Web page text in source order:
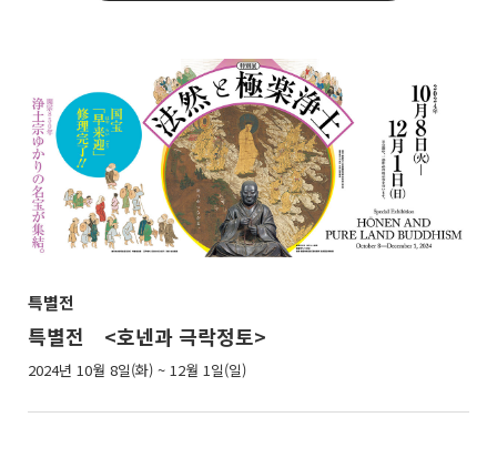
특별전
특별전 <호넨과 극락정토>
2024년 10월 8일(화) ~ 12월 1일(일)